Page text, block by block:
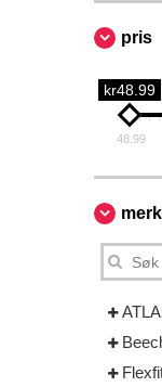
pris
kr48.99
48.99